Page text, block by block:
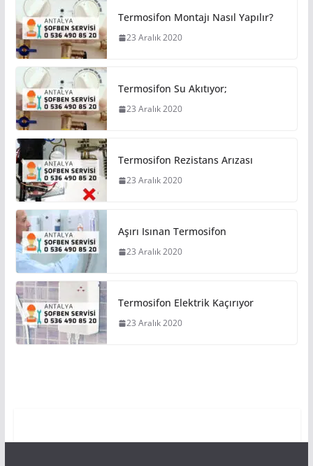
Termosifon Montajı Nasıl Yapılır?
23 Aralık 2020
Termosifon Su Akıtıyor;
23 Aralık 2020
Termosifon Rezistans Arızası
23 Aralık 2020
Aşırı Isınan Termosifon
23 Aralık 2020
Termosifon Elektrik Kaçırıyor
23 Aralık 2020